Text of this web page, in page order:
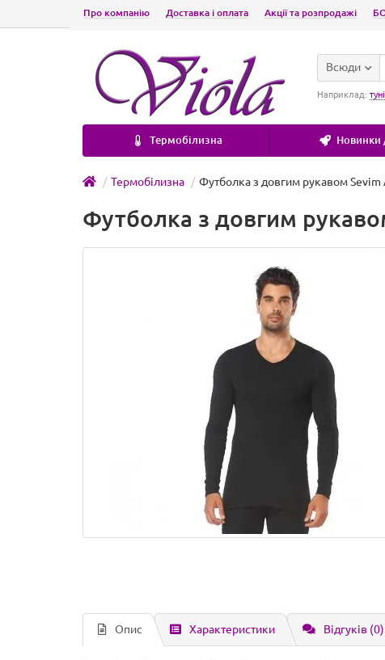
Про компанію Доставка і оплата Акції та розпродажі
Всюди
Наприклад:
Термобілизна Новинки
Термобілизна Футболка з довгим рукавом Sevim
Футболка з довгим
Опис Характеристики Відгуків (0)